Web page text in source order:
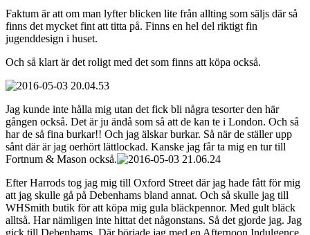
Faktum är att om man lyfter blicken lite från allting som säljs där så
finns det mycket fint att titta på. Finns en hel del riktigt fin
jugenddesign i huset.
Och så klart är det roligt med det som finns att köpa också.
Jag kunde inte hålla mig utan det fick bli några tesorter den här
gången också. Det är ju ändå som så att de kan te i London. Och så
har de så fina burkar!! Och jag älskar burkar. Så när de ställer upp
sånt där är jag oerhört lättlockad. Kanske jag får ta mig en tur till
Fortnum & Mason också.
Efter Harrods tog jag mig till Oxford Street där jag hade fått för mig
att jag skulle gå på Debenhams bland annat. Och så skulle jag till
WHSmith butik för att köpa mig gula bläckpennor. Med gult bläck
alltså. Har nämligen inte hittat det någonstans. Så det gjorde jag. Jag
gick till Debenhams. Där började jag med en Afternoon Indulgence.